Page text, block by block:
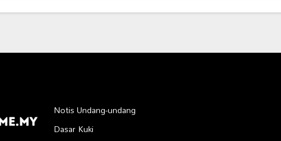
Notis Undang-undang
Dasar Kuki